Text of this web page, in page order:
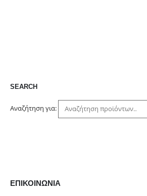
SEARCH
Αναζήτηση για:
ΕΠΙΚΟΙΝΩΝΊΑ